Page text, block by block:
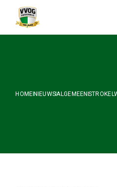
content
HOME NIEUWSALGEMEEN